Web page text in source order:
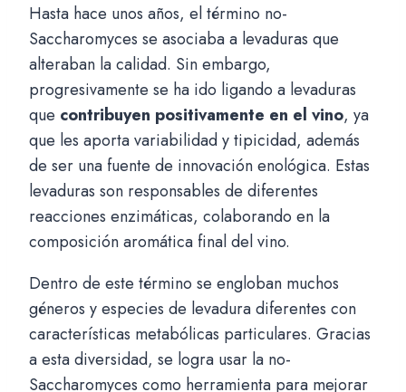
Hasta hace unos años, el término no-
Saccharomyces se asociaba a levaduras que
alteraban la calidad. Sin embargo,
progresivamente se ha ido ligando a levaduras
que contribuyen positivamente en el vino, ya
que les aporta variabilidad y tipicidad, además
de ser una fuente de innovación enológica. Estas
levaduras son responsables de diferentes
reacciones enzimáticas, colaborando en la
composición aromática final del vino.
Dentro de este término se engloban muchos
géneros y especies de levadura diferentes con
características metabólicas particulares. Gracias
a esta diversidad, se logra usar la no-
Saccharomyces como herramienta para mejorar